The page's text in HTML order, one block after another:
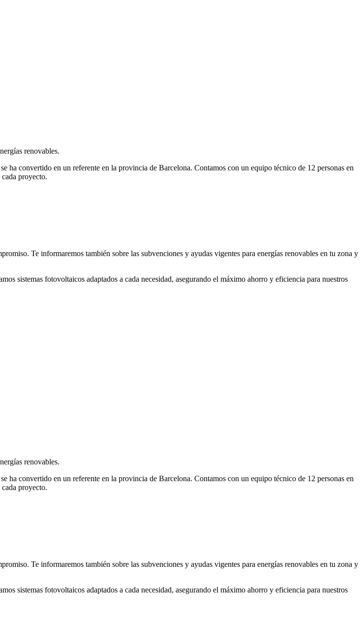
renovables.
convertido en un referente en la provincia de Barcelona. Contamos con un equipo técnico de 12 personas en
proyecto.
Te informaremos también sobre las subvenciones y ayudas vigentes para energías renovables en tu zona y
sistemas fotovoltaicos adaptados a cada necesidad, asegurando el máximo ahorro y eficiencia para nuestros
renovables.
ha convertido en un referente en la provincia de Barcelona. Contamos con un equipo técnico de 12 personas en
proyecto.
Te informaremos también sobre las subvenciones y ayudas vigentes para energías renovables en tu zona y
sistemas fotovoltaicos adaptados a cada necesidad, asegurando el máximo ahorro y eficiencia para nuestros